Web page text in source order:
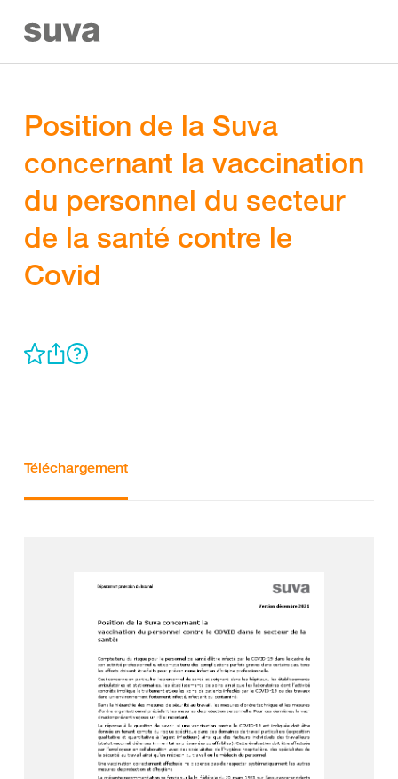
Position de la Suva
concernant la vaccination
du personnel du secteur
de la santé contre le
Covid
Téléchargement